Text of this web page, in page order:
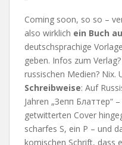
Coming soon, so so –
also wirklich ein Buch
deutschsprachige
geben. Infos zum
russischen Medien? Nix.
Schreibweise: Auf
Jahren „Зепп Блаттер“
getwitterten Cover
scharfes S, ein P – und
komischen Schrift, dass